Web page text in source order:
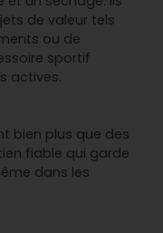
de valeur tels
ou de
sportif
actives.
bien plus que des
fiable qui garde
dans les